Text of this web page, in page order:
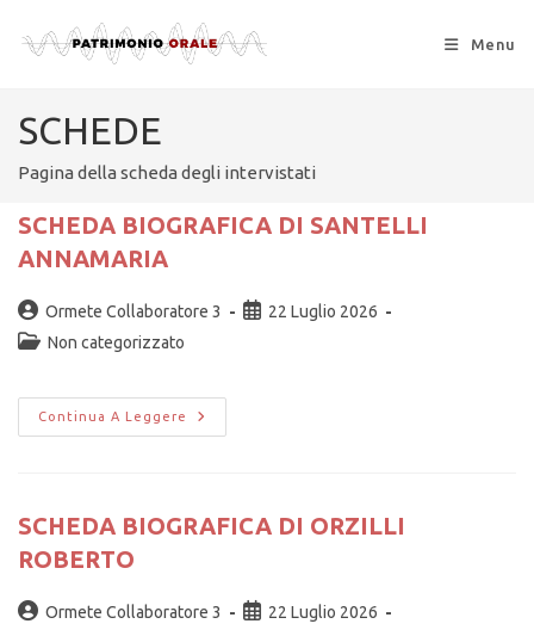
Menu
SCHEDE
Pagina della scheda degli intervistati
SCHEDA BIOGRAFICA DI SANTELLI
ANNAMARIA
Ormete Collaboratore 3
22 Luglio 2026
Non categorizzato
Continua A Leggere
SCHEDA BIOGRAFICA DI ORZILLI
ROBERTO
Ormete Collaboratore 3
22 Luglio 2026